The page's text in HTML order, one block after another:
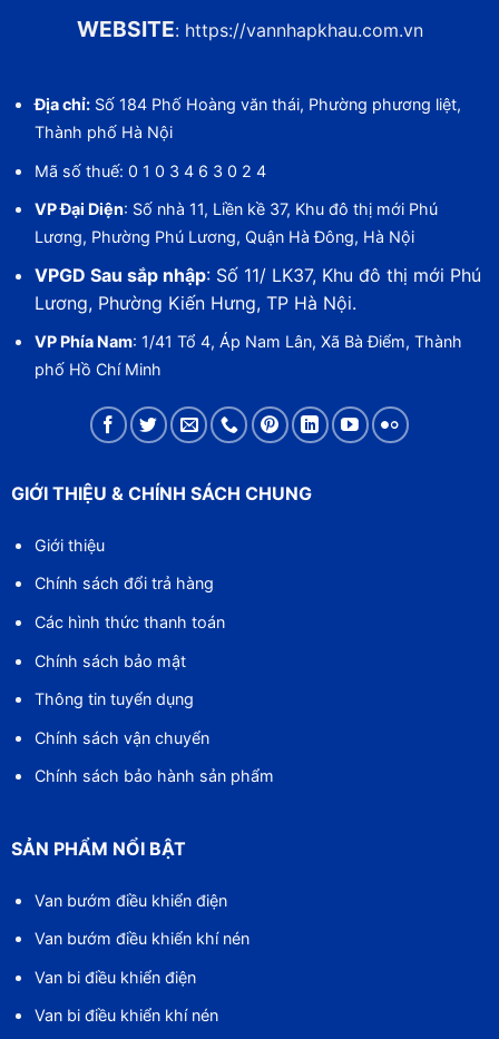
WEBSITE: https://vannhapkhau.com.vn
Địa chỉ:Số 184 Phố Hoàng văn thái, Phường phương liệt,
Thành phố Hà Nội
Mã số thuế: 0 1 0 3 4 6 3 0 2 4
VP Đại Diện: Số nhà 11, Liền kề 37, Khu đô thị mới Phú
Lương, Phường Phú Lương, Quận Hà Đông, Hà Nội
VPGD Sau sắp nhập: Số 11/ LK37, Khu đô thị mới Phú
Lương, Phường Kiến Hưng, TP Hà Nội.
VP Phía Nam: 1/41 Tổ 4, Áp Nam Lân, Xã Bà Điểm, Thành
phố Hồ Chí Minh
GIỚI THIỆU & CHÍNH SÁCH CHUNG
Giới thiệu
Chính sách đổi trả hàng
Các hình thức thanh toán
Chính sách bảo mật
Thông tin tuyển dụng
Chính sách vận chuyển
Chính sách bảo hành sản phẩm
SẢN PHẨM NỔI BẬT
Van bướm điều khiển điện
Van bướm điều khiển khí nén
Van bi điều khiển điện
Van bi điều khiển khí nén